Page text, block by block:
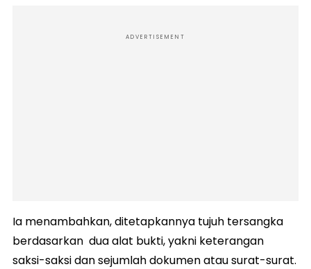
ADVERTISEMENT
Ia menambahkan, ditetapkannya tujuh tersangka
berdasarkan dua alat bukti, yakni keterangan
saksi-saksi dan sejumlah dokumen atau surat-surat.